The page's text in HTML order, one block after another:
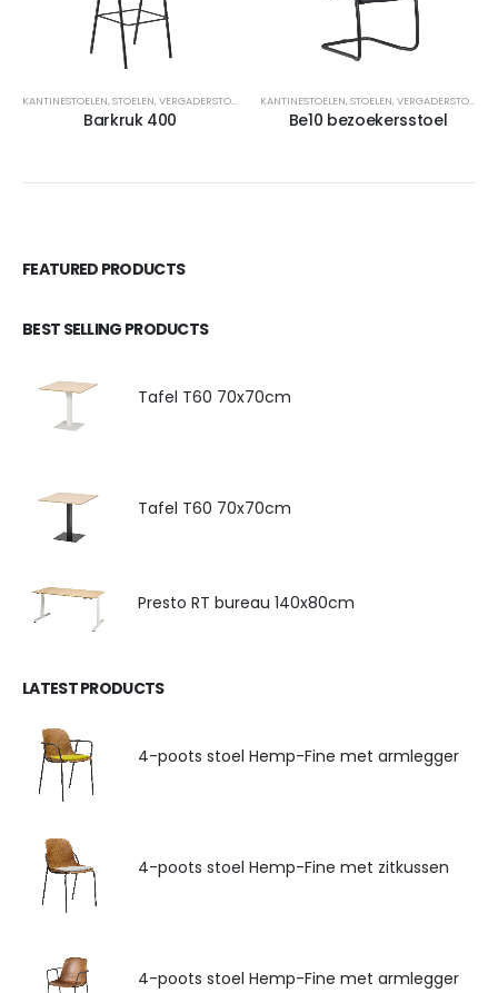
KANTINESTOELEN,STOELEN,VERGADERSTOELEN
Barkruk 400
KANTINESTOELEN,STOELEN,VERGADERSTOELEN
Be10 bezoekersstoel
FEATURED PRODUCTS
BEST SELLING PRODUCTS
Tafel T60 70x70cm
Tafel T60 70x70cm
Presto RT bureau 140x80cm
LATEST PRODUCTS
4-poots stoel Hemp-Fine met armlegger
4-poots stoel Hemp-Fine met zitkussen
4-poots stoel Hemp-Fine met armlegger